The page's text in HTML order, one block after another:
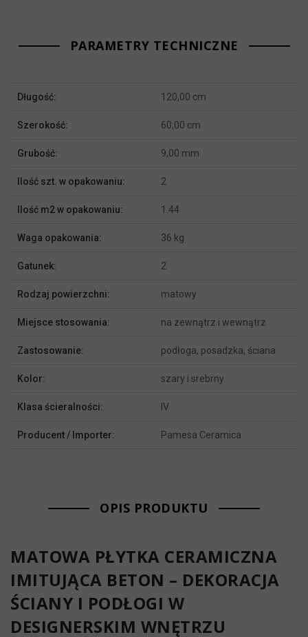
PARAMETRY TECHNICZNE
Długość: 120,00 cm
Szerokość: 60,00 cm
Grubość: 9,00 mm
Ilość szt. w opakowaniu: 2
Ilość m2 w opakowaniu: 1.44
Waga opakowania: 36 kg
Gatunek: 2
Rodzaj powierzchni: matowy
Miejsce stosowania: na zewnątrz i wewnątrz
Zastosowanie: podłoga, posadzka, ściana
Kolor: szary i srebrny
Klasa ścieralności: IV
Producent / Importer: Pamesa Ceramica
OPIS PRODUKTU
MATOWA PŁYTKA CERAMICZNA
IMITUJĄCA BETON – DEKORACJA
ŚCIANY I PODŁOGI W
DESIGNERSKIM WNĘTRZU